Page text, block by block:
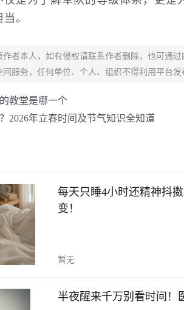
。
作者本人，如有侵权请联系作者删除，也可通
服务，任何单位、个人、组织不得利用平台
教堂是哪一个
2026年立春时间及节气知识全知道
每天只睡4小时还精神抖
变！
暂无
半夜醒来千万别看时间！